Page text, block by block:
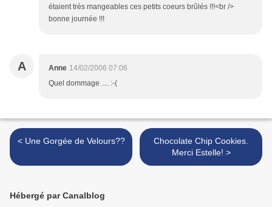
étaient très mangeables ces petits coeurs brûlés !!!<br />
bonne journée !!!
A Anne 14/02/2006 07:06
Quel dommage .... :-(
< Une Gorgée de Velours??
Chocolate Chip Cookies.
Merci Estelle! >
Hébergé par Canalblog